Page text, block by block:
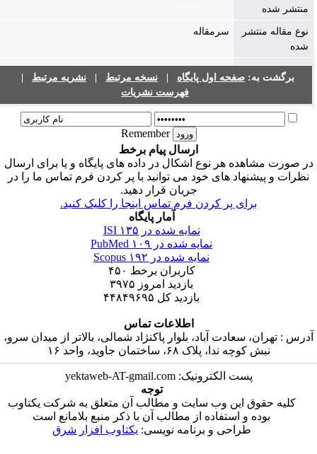
منتشر شده
نوع مقاله منتشر
شده
سرمقاله
برگشت به:صفحه اول پایگاه| نسخه مرتبط| نشریه مرتبط|
فهرست نشریات
Remember
ارسال پیام برخط
صورت مشاهده هر نوع اشکال در داده های پایگاه و یا برای ارسال
نظرات و پیشنهاد های خود می توانید با پر کردن فرم تماس ما را در
جریان قرار دهید.
برای پر کردن فرم تماس اینجا را کلیک کنید.
آمار پایگاه
نمایه شده در ISI۱۳۵
نمایه شده در PubMed۱۰۹
نمایه شده در Scopus۱۹۲
کاربران برخط۴۵۰
بازدید امروز۳۹۷۵
بازدید کل ۴۴۸۴۹۶۹۵
اطلاعات تماس
: تهران، سعادت آباد، بلوار پاکنژاد شمالی، بالاتر از میدان سرو،
نبش کوچه ندا، پلاک ۶۸، ساختمان جاوید، واحد ۱۶
پست الکترونیک: yektaweb-AT-gmail.com
توجه
کلیه حقوق این وب سایت و مطالب آن متعلق به شرکت یکتاوب
بوده و استفاده از مطالب آن با ذکر منبع بلامانع است
طراحی و برنامه نویسی:یکتاوب افزار شرق